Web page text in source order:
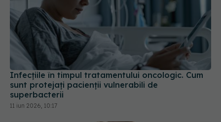
Infecțiile în timpul tratamentului oncologic. Cum
sunt protejați pacienții vulnerabili de
superbacterii
11 iun 2026, 10:17